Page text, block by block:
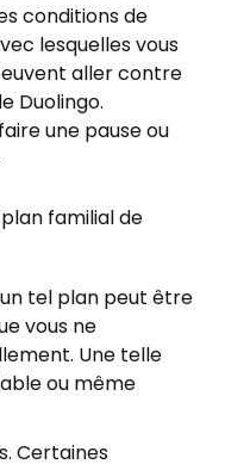
conditions de
lesquelles vous
aller contre
Duolingo.
une pause ou
familial de
tel plan peut être
vous ne
Une telle
ou même
Certaines